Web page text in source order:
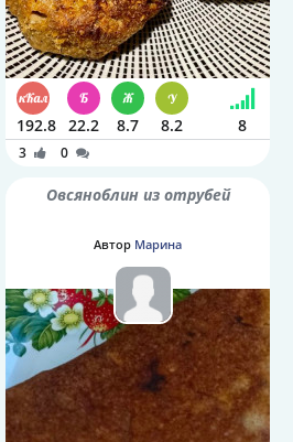
192.8 22.2 8.7 8.2 8
3 0
Овсяноблин из отрубей
Автор Марина